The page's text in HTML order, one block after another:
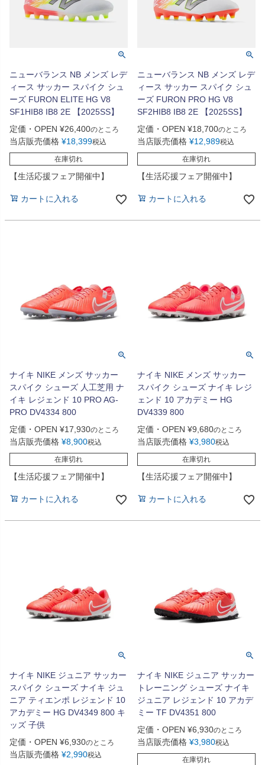
ニューバランス NB メンズ レデ
ィース サッカー スパイク シュ
ーズ FURON ELITE HG V8
SF1HIB8 IB8 2E 【2025SS】
定価・OPEN ¥26,400のところ
当店販売価格 ¥18,399税込
在庫切れ
【生活応援フェア開催中】
カートに入れる
ニューバランス NB メンズ レデ
ィース サッカー スパイク シュ
ーズ FURON PRO HG V8
SF2HIB8 IB8 2E 【2025SS】
定価・OPEN ¥18,700のところ
当店販売価格 ¥12,989税込
在庫切れ
【生活応援フェア開催中】
カートに入れる
ナイキ NIKE メンズ サッカー
スパイク シューズ 人工芝用 ナ
イキ レジェンド 10 PRO AG-
PRO DV4334 800
定価・OPEN ¥17,930のところ
当店販売価格 ¥8,900税込
在庫切れ
【生活応援フェア開催中】
カートに入れる
ナイキ NIKE メンズ サッカー
スパイク シューズ ナイキ レジ
ェンド 10 アカデミー HG
DV4339 800
定価・OPEN ¥9,680のところ
当店販売価格 ¥3,980税込
在庫切れ
【生活応援フェア開催中】
カートに入れる
ナイキ NIKE ジュニア サッカー
スパイク シューズ ナイキ ジュ
ニア ティエンポ レジェンド 10
アカデミー HG DV4349 800 キ
ッズ 子供
定価・OPEN ¥6,930のところ
当店販売価格 ¥2,990税込
ナイキ NIKE ジュニア サッカー
トレーニング シューズ ナイキ
ジュニア レジェンド 10 アカデ
ミー TF DV4351 800
定価・OPEN ¥6,930のところ
当店販売価格 ¥3,980税込
在庫切れ